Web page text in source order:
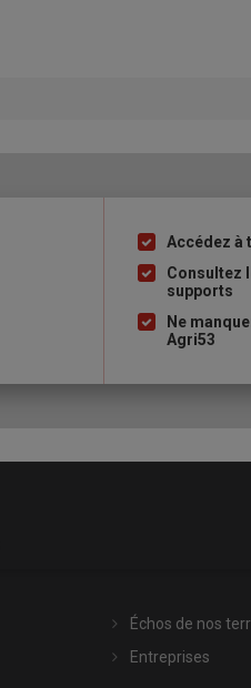
Liste
à
puce
Accédez à
Consultez
supports
Ne
Agri53
Échos de nos
Entreprises